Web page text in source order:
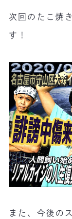
次回のたこ焼
す！
また、今後の